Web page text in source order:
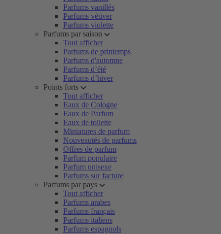
Parfums vanillés
Parfums vétiver
Parfums violette
Parfums par saison
Tout afficher
Parfums de printemps
Parfums d'automne
Parfums d’été
Parfums d’hiver
Points forts
Tout afficher
Eaux de Cologne
Eaux de Parfum
Eaux de toilette
Miniatures de parfum
Nouveautés de parfums
Offres de parfum
Parfum populaire
Parfum unisexe
Parfums sur facture
Parfums par pays
Tout afficher
Parfums arabes
Parfums français
Parfums italiens
Parfums espagnols